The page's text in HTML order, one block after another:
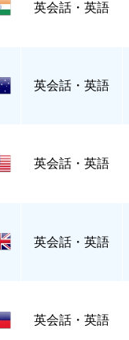
英会話・英語
英会話・英語
英会話・英語
英会話・英語
英会話・英語